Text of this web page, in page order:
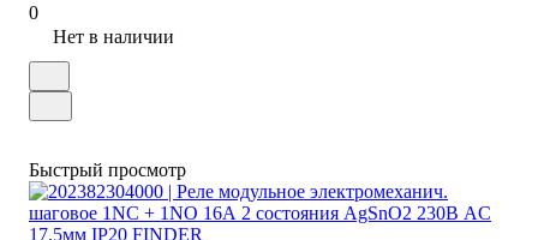
0
Нет в наличии
Быстрый просмотр